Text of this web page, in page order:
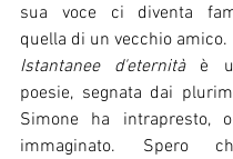
sua voce ci diventa
quella di un vecchio amico.
Istantanee d'eternità è
poesie, segnata dai
Simone ha intrapresto,
immaginato. Spero